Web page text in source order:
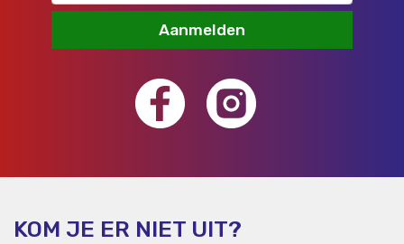
Aanmelden
KOM JE ER NIET UIT?